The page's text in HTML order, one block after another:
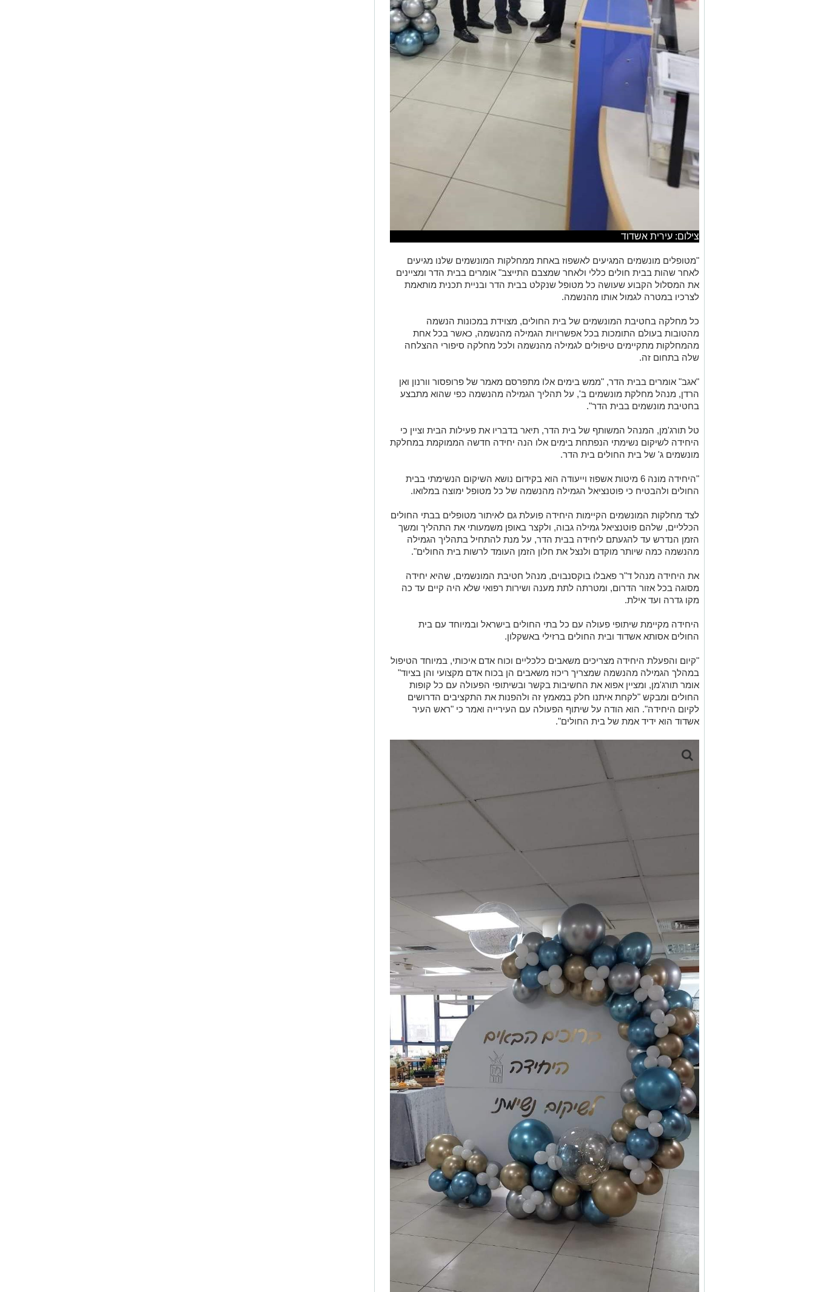
צילום: עירית אשדוד
"מטופלים מונשמים המגיעים לאשפוז באחת ממחלקות המונשמים שלנו מגיעים
לאחר שהות בבית חולים כללי ולאחר שמצבם התייצב" אומרים בבית הדר ומציינים
את המסלול הקבוע שעושה כל מטופל שנקלט בבית הדר ובניית תכנית מותאמת
לצרכיו במטרה לגמול אותו מהנשמה.
כל מחלקה בחטיבת המונשמים של בית החולים, מצוידת במכונות הנשמה
מהטובות בעולם התומכות בכל אפשרויות הגמילה מהנשמה, כאשר בכל אחת
מהמחלקות מתקיימים טיפולים לגמילה מהנשמה ולכל מחלקה סיפורי ההצלחה
שלה בתחום זה.
"אגב" אומרים בבית הדר, "ממש בימים אלו מתפרסם מאמר של פרופסור וורנון ואן
הרדן, מנהל מחלקת מונשמים ב', על תהליך הגמילה מהנשמה כפי שהוא מתבצע
בחטיבת מונשמים בבית הדר".
טל תורג'מן, המנהל המשותף של בית הדר, תיאר בדבריו את פעילות הבית וציין כי
היחידה לשיקום נשימתי הנפתחת בימים אלו הנה יחידה חדשה הממוקמת במחלקת
מונשמים ג' של בית החולים בית הדר.
"היחידה מונה 6 מיטות אשפוז וייעודה הוא בקידום נושא השיקום הנשימתי בבית
החולים ולהבטיח כי פוטנציאל הגמילה מהנשמה של כל מטופל ימוצה במלואו.
לצד מחלקות המונשמים הקיימות היחידה פועלת גם לאיתור מטופלים בבתי החולים
הכלליים, שלהם פוטנציאל גמילה גבוה, ולקצר באופן משמעותי את התהליך ומשך
הזמן הנדרש עד להגעתם ליחידה בבית הדר, על מנת להתחיל בתהליך הגמילה
מהנשמה כמה שיותר מוקדם ולנצל את חלון הזמן העומד לרשות בית החולים".
את היחידה מנהל ד"ר פאבלו בוקסנבוים, מנהל חטיבת המונשמים, שהיא יחידה
מסוגה בכל אזור הדרום, ומטרתה לתת מענה ושירות רפואי שלא היה קיים עד כה
מקו גדרה ועד אילת.
היחידה מקיימת שיתופי פעולה עם כל בתי החולים בישראל ובמיוחד עם בית
החולים אסותא אשדוד ובית החולים ברזילי באשקלון.
"קיום והפעלת היחידה מצריכים משאבים כלכליים וכוח אדם איכותי, במיוחד הטיפול
במהלך הגמילה מהנשמה שמצריך ריכוז משאבים הן בכוח אדם מקצועי והן בציוד"
אומר תורג'מן, ומציין אפוא את החשיבות בקשר ובשיתופי הפעולה עם כל קופות
החולים ומבקש "לקחת איתנו חלק במאמץ זה ולהפנות את התקציבים הדרושים
לקיום היחידה". הוא הודה על שיתוף הפעולה עם העירייה ואמר כי "ראש העיר
אשדוד הוא ידיד אמת של בית החולים".